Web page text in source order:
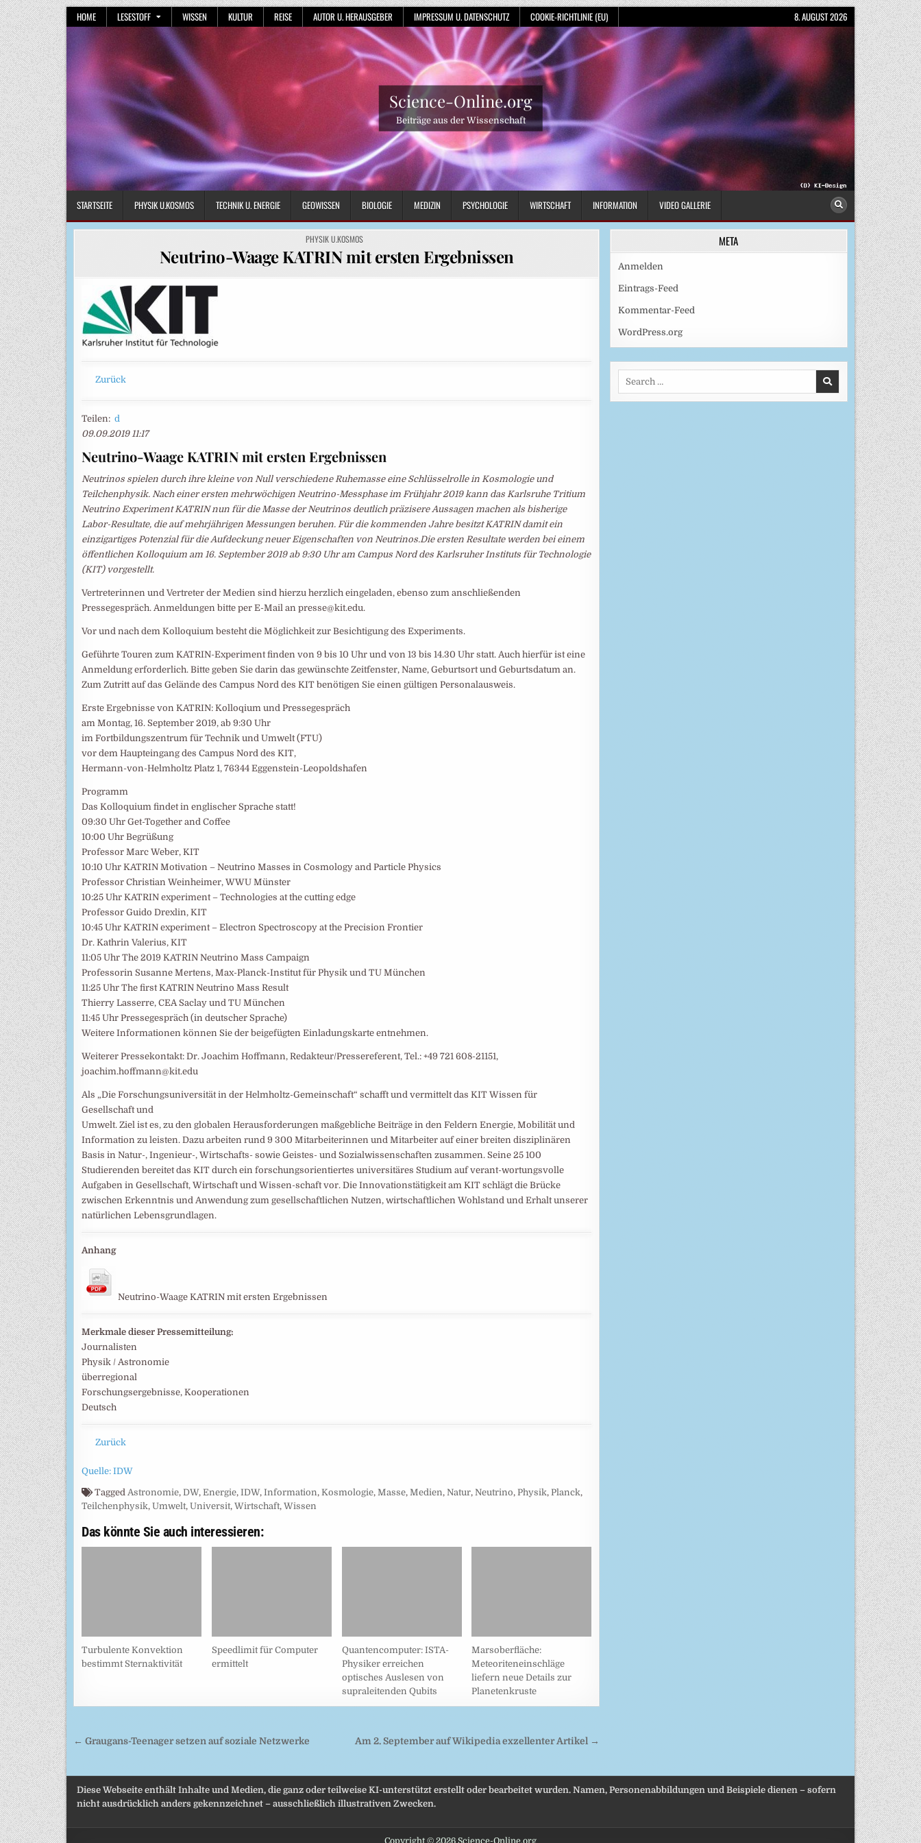
Skip
to
content
HOME LESESTOFF WISSEN KULTUR REISE AUTOR U. HERAUSGEBER IMPRESSUM U. DATENSCHUTZ COOKIE-RICHTLINIE (EU) 8. AUGUST 2026
Science-Online.org
Beiträge aus der Wissenschaft
STARTSEITE PHYSIK U.KOSMOS TECHNIK U. ENERGIE GEOWISSEN BIOLOGIE MEDIZIN PSYCHOLOGIE WIRTSCHAFT INFORMATION VIDEO GALLERIE
POSTED
IN
PHYSIK U.KOSMOS
Neutrino-Waage KATRIN mit ersten Ergebnissen
Zurück
Teilen: d
09.09.2019 11:17
Neutrino-Waage KATRIN mit ersten Ergebnissen
Neutrinos spielen durch ihre kleine von Null verschiedene Ruhemasse eine Schlüsselrolle in Kosmologie und
Teilchenphysik. Nach einer ersten mehrwöchigen Neutrino-Messphase im Frühjahr 2019 kann das Karlsruhe Tritium
Neutrino Experiment KATRIN nun für die Masse der Neutrinos deutlich präzisere Aussagen machen als bisherige
Labor-Resultate, die auf mehrjährigen Messungen beruhen. Für die kommenden Jahre besitzt KATRIN damit ein
einzigartiges Potenzial für die Aufdeckung neuer Eigenschaften von Neutrinos.Die ersten Resultate werden bei einem
öffentlichen Kolloquium am 16. September 2019 ab 9:30 Uhr am Campus Nord des Karlsruher Instituts für Technologie
(KIT) vorgestellt.
Vertreterinnen und Vertreter der Medien sind hierzu herzlich eingeladen, ebenso zum anschließenden
Pressegespräch. Anmeldungen bitte per E-Mail an presse@kit.edu.
Vor und nach dem Kolloquium besteht die Möglichkeit zur Besichtigung des Experiments.
Geführte Touren zum KATRIN-Experiment finden von 9 bis 10 Uhr und von 13 bis 14.30 Uhr statt. Auch hierfür ist eine
Anmeldung erforderlich. Bitte geben Sie darin das gewünschte Zeitfenster, Name, Geburtsort und Geburtsdatum an.
Zum Zutritt auf das Gelände des Campus Nord des KIT benötigen Sie einen gültigen Personalausweis.
Erste Ergebnisse von KATRIN: Kolloqium und Pressegespräch
am Montag, 16. September 2019, ab 9:30 Uhr
im Fortbildungszentrum für Technik und Umwelt (FTU)
vor dem Haupteingang des Campus Nord des KIT,
Hermann-von-Helmholtz Platz 1, 76344 Eggenstein-Leopoldshafen
Programm
Das Kolloquium findet in englischer Sprache statt!
09:30 Uhr Get-Together and Coffee
10:00 Uhr Begrüßung
Professor Marc Weber, KIT
10:10 Uhr KATRIN Motivation – Neutrino Masses in Cosmology and Particle Physics
Professor Christian Weinheimer, WWU Münster
10:25 Uhr KATRIN experiment – Technologies at the cutting edge
Professor Guido Drexlin, KIT
10:45 Uhr KATRIN experiment – Electron Spectroscopy at the Precision Frontier
Dr. Kathrin Valerius, KIT
11:05 Uhr The 2019 KATRIN Neutrino Mass Campaign
Professorin Susanne Mertens, Max-Planck-Institut für Physik und TU München
11:25 Uhr The first KATRIN Neutrino Mass Result
Thierry Lasserre, CEA Saclay und TU München
11:45 Uhr Pressegespräch (in deutscher Sprache)
Weitere Informationen können Sie der beigefügten Einladungskarte entnehmen.
Weiterer Pressekontakt: Dr. Joachim Hoffmann, Redakteur/Pressereferent, Tel.: +49 721 608-21151,
joachim.hoffmann@kit.edu
Als „Die Forschungsuniversität in der Helmholtz-Gemeinschaft“ schafft und vermittelt das KIT Wissen für
Gesellschaft und
Umwelt. Ziel ist es, zu den globalen Herausforderungen maßgebliche Beiträge in den Feldern Energie, Mobilität und
Information zu leisten. Dazu arbeiten rund 9 300 Mitarbeiterinnen und Mitarbeiter auf einer breiten disziplinären
Basis in Natur-, Ingenieur-, Wirtschafts- sowie Geistes- und Sozialwissenschaften zusammen. Seine 25 100
Studierenden bereitet das KIT durch ein forschungsorientiertes universitäres Studium auf verant-wortungsvolle
Aufgaben in Gesellschaft, Wirtschaft und Wissen-schaft vor. Die Innovationstätigkeit am KIT schlägt die Brücke
zwischen Erkenntnis und Anwendung zum gesellschaftlichen Nutzen, wirtschaftlichen Wohlstand und Erhalt unserer
natürlichen Lebensgrundlagen.
Anhang
Neutrino-Waage KATRIN mit ersten Ergebnissen
Merkmale dieser Pressemitteilung:
Journalisten
Physik / Astronomie
überregional
Forschungsergebnisse, Kooperationen
Deutsch
Zurück
Quelle: IDW
Tagged Astronomie, DW, Energie, IDW, Information, Kosmologie, Masse, Medien, Natur, Neutrino, Physik, Planck,
Teilchenphysik, Umwelt, Universit, Wirtschaft, Wissen
Das könnte Sie auch interessieren:
Turbulente Konvektion
bestimmt Sternaktivität
Speedlimit für Computer
ermittelt
Quantencomputer: ISTA-
Physiker erreichen
optisches Auslesen von
supraleitenden Qubits
Marsoberfläche:
Meteoriteneinschläge
liefern neue Details zur
Planetenkruste
Beitragsnavigation Am 2. September auf Wikipedia exzellenter Artikel →
← Graugans-Teenager setzen auf soziale Netzwerke
META
Anmelden
Eintrags-Feed
Kommentar-Feed
WordPress.org
Diese Webseite enthält Inhalte und Medien, die ganz oder teilweise KI-unterstützt erstellt oder bearbeitet wurden. Namen, Personenabbildungen und Beispiele dienen – sofern
nicht ausdrücklich anders gekennzeichnet – ausschließlich illustrativen Zwecken.
Copyright © 2026 Science-Online.org